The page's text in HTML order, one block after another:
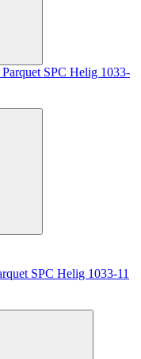
SPC Helig 1033-11